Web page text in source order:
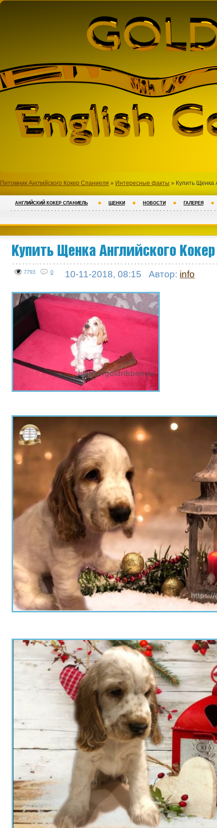
Питомник Английского Кокер Спаниеля » Интересные факты » Купить Щенка
АНГЛИЙСКИЙ КОКЕР СПАНИЕЛЬ ЩЕНКИ НОВОСТИ ГАЛЕРЕЯ
Купить Щенка Английского
10-11-2018, 08:15 Автор: info
7793 0